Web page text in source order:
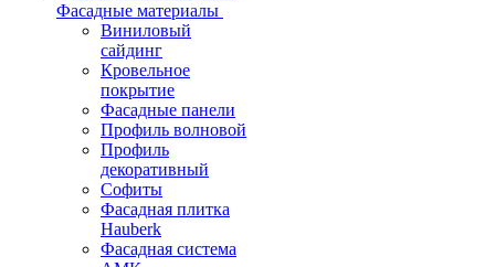
Фасадные материалы
Виниловый
сайдинг
Кровельное
покрытие
Фасадные панели
Профиль волновой
Профиль
декоративный
Софиты
Фасадная плитка
Hauberk
Фасадная система